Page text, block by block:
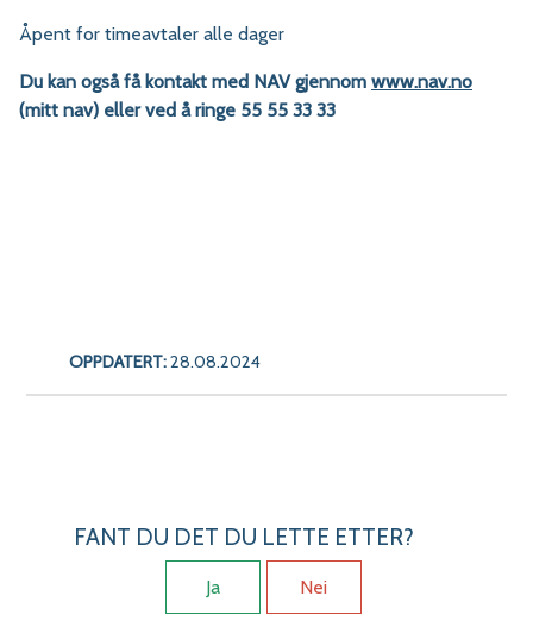
Åpent for timeavtaler alle dager
Du kan også få kontakt med NAV gjennom www.nav.no
(mitt nav) eller ved å ringe 55 55 33 33
OPPDATERT:28.08.2024
FANT DU DET DU LETTE ETTER?
Ja Nei